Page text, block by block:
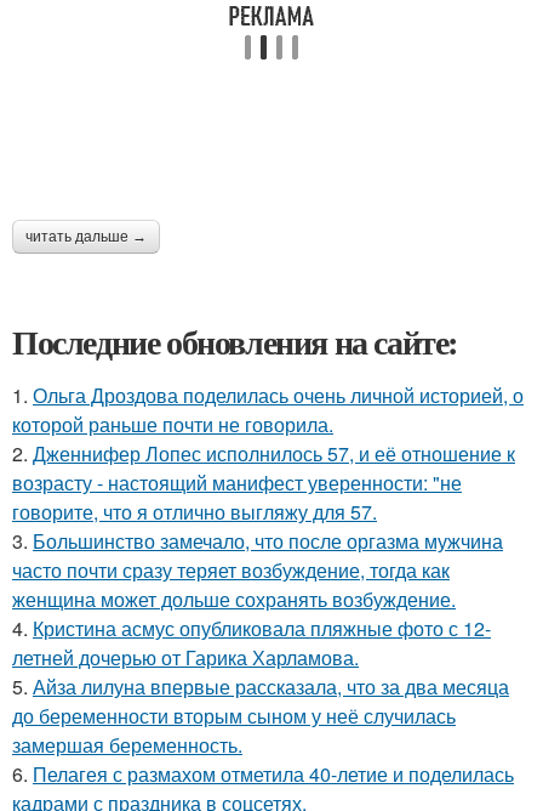
читать дальше →
Последние обновления на сайте:
1. Ольга Дроздова поделилась очень личной историей, о
которой раньше почти не говорила.
2. Дженнифер Лопес исполнилось 57, и её отношение к
возрасту - настоящий манифест уверенности: "не
говорите, что я отлично выгляжу для 57.
3. Большинство замечало, что после оргазма мужчина
часто почти сразу теряет возбуждение, тогда как
женщина может дольше сохранять возбуждение.
4. Кристина асмус опубликовала пляжные фото с 12-
летней дочерью от Гарика Харламова.
5. Айза лилуна впервые рассказала, что за два месяца
до беременности вторым сыном у неё случилась
замершая беременность.
6. Пелагея с размахом отметила 40-летие и поделилась
кадрами с праздника в соцсетях.